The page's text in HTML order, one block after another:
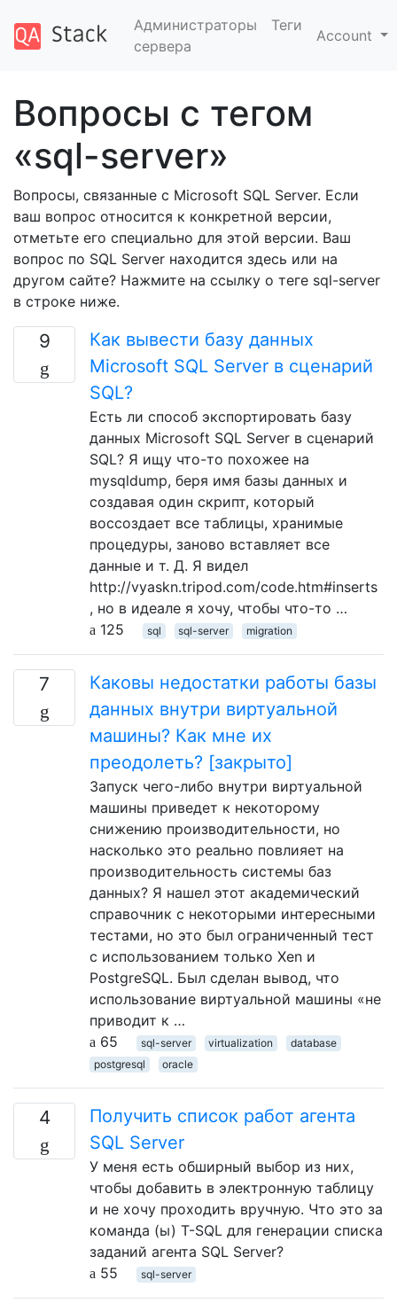
Администраторы
сервера
Теги
Account
Вопросы с тегом
«sql-server»
Вопросы, связанные с Microsoft SQL Server. Если
ваш вопрос относится к конкретной версии,
отметьте его специально для этой версии. Ваш
вопрос по SQL Server находится здесь или на
другом сайте? Нажмите на ссылку о теге sql-server
в строке ниже.
9
Как вывести базу данных
Microsoft SQL Server в сценарий
SQL?
Есть ли способ экспортировать базу
данных Microsoft SQL Server в сценарий
SQL? Я ищу что-то похожее на
mysqldump, беря имя базы данных и
создавая один скрипт, который
воссоздает все таблицы, хранимые
процедуры, заново вставляет все
данные и т. Д. Я видел
http://vyaskn.tripod.com/code.htm#inserts
, но в идеале я хочу, чтобы что-то …
125
sql sql-server migration
7
Каковы недостатки работы базы
данных внутри виртуальной
машины? Как мне их
преодолеть? [закрыто]
Запуск чего-либо внутри виртуальной
машины приведет к некоторому
снижению производительности, но
насколько это реально повлияет на
производительность системы баз
данных? Я нашел этот академический
справочник с некоторыми интересными
тестами, но это был ограниченный тест
с использованием только Xen и
PostgreSQL. Был сделан вывод, что
использование виртуальной машины «не
приводит к …
65
sql-server virtualization
database
postgresql
oracle
4
Получить список работ агента
SQL Server
У меня есть обширный выбор из них,
чтобы добавить в электронную таблицу
и не хочу проходить вручную. Что это за
команда (ы) T-SQL для генерации списка
заданий агента SQL Server?
55
sql-server